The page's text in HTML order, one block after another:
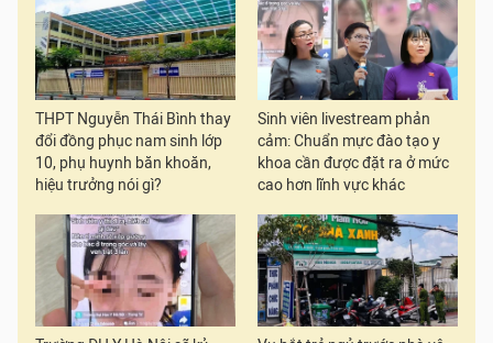
THPT Nguyễn Thái Bình thay
đổi đồng phục nam sinh lớp
10, phụ huynh băn khoăn,
hiệu trưởng nói gì?
Sinh viên livestream phản
cảm: Chuẩn mực đào tạo y
khoa cần được đặt ra ở mức
cao hơn lĩnh vực khác